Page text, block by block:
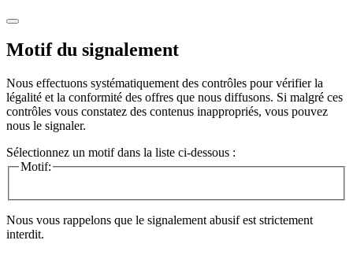
Motif du signalement
Nous effectuons systématiquement des contrôles pour vérifier la
légalité et la conformité des offres que nous diffusons. Si malgré ces
contrôles vous constatez des contenus inappropriés, vous pouvez
nous le signaler.
Sélectionnez un motif dans la liste ci-dessous :
Motif:
Nous vous rappelons que le signalement abusif est strictement
interdit.